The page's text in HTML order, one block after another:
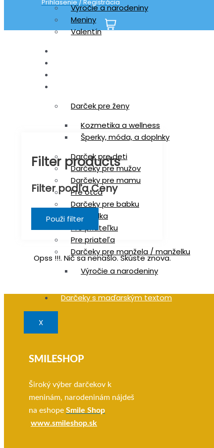
Výročie a narodeniny
Meniny
Valentín
Darček pre ženy
Kozmetika a wellness
Šperky, móda, a doplnky
Darček pre deti
Darčeky pre mužov
Darčeky pre mamu
Pre otca
Darčeky pre babku
Pre dedka
Pre priateľku
Pre priateľa
Darčeky pre manžela / manželku
Výročie a narodeniny
Darčeky s maďarským textom
X
Prihlasenie / Registrácia
Filter products
Filter podľa Ceny
Použi filter
Opss !!!. Nič sa nenašlo. Skúste znova.
SMILESHOP
Široký výber darčekov k
meninám, narodeninám nájdeš
na eshope Smile Shop
www.smileshop.sk